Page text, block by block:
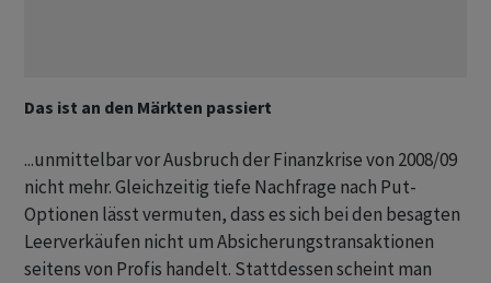
Das ist an den Märkten passiert
...unmittelbar vor Ausbruch der Finanzkrise von 2008/09
nicht mehr. Gleichzeitig tiefe Nachfrage nach Put-
Optionen lässt vermuten, dass es sich bei den besagten
Leerverkäufen nicht um Absicherungstransaktionen
seitens von Profis handelt. Stattdessen scheint man